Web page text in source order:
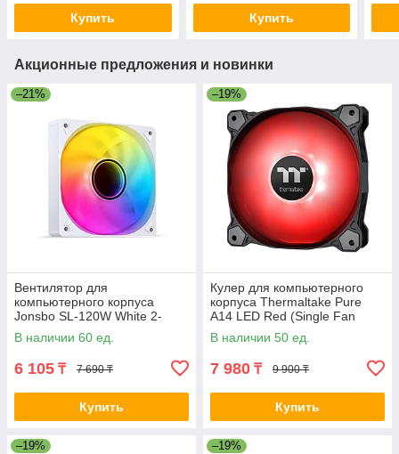
Купить Купить
Акционные предложения и новинки
–21%
Вентилятор для
компьютерного корпуса
Jonsbo SL-120W White 2-
021790
В наличии 60 ед.
6 105 ₸ 7 690 ₸
Купить
–19%
Кулер для компьютерного
корпуса Thermaltake Pure
A14 LED Red (Single Fan
Pack) 2-008427 CL-F110-
PL14RE-A
В наличии 50 ед.
7 980 ₸ 9 900 ₸
Купить
–19% –19%